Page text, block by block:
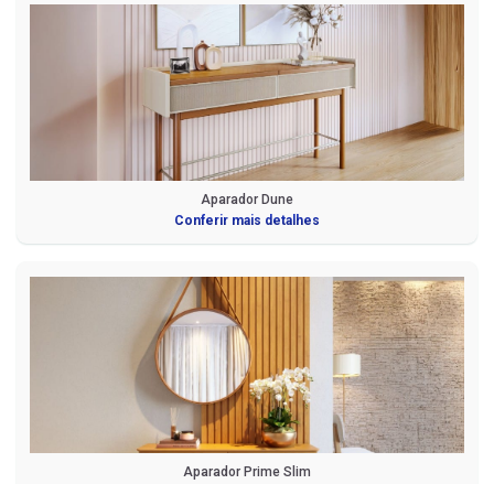
Aparador Dune
Conferir mais detalhes
Aparador Prime Slim